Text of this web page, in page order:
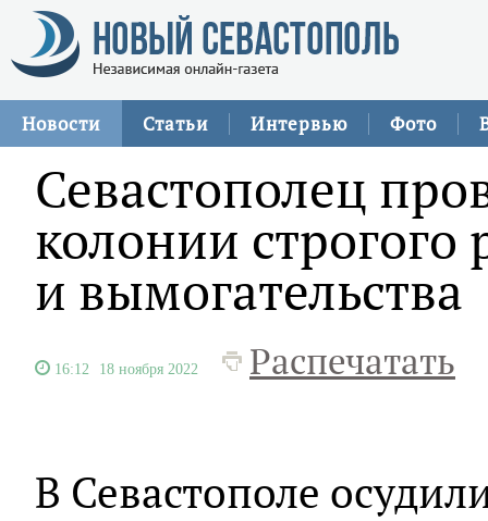
Новости Статьи Интервью Фото
Севастополец
колонии
и вымогательства
16:12 18 ноября 2022 Распечатать
В Севастополе